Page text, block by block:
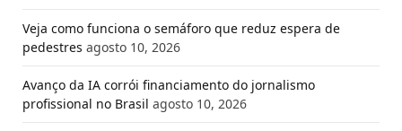
Veja como funciona o semáforo que reduz espera de
pedestres agosto 10, 2026
Avanço da IA corrói financiamento do jornalismo
profissional no Brasil agosto 10, 2026